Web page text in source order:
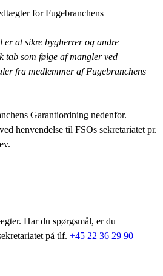
for Fugebranchens
at sikre bygherrer og andre
tab som følge af mangler ved
fra medlemmer af Fugebranchens
Garantiordning nedenfor.
henvendelse til FSOs sekretariatet pr.
Har du spørgsmål, er du
på tlf. +45 22 36 29 90